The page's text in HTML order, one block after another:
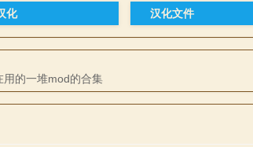
化 汉化文件
的一堆mod的合集